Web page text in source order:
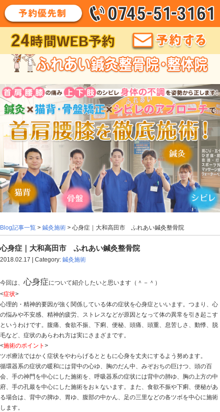
Blog記事一覧> 鍼灸施術 > 心身症｜大和高田市 ふれあ
心身症｜大和高田市 ふれあい鍼灸整骨院
2018.02.17 | Category: 鍼灸施術